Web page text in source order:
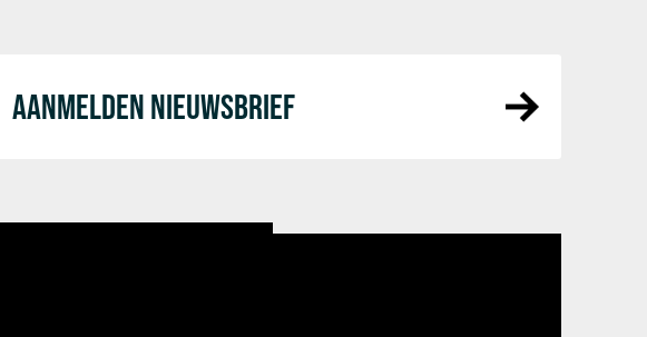
AANMELDEN NIEUWSBRIEF